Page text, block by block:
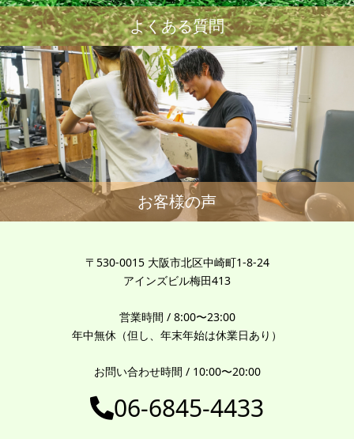
よくある質問
お客様の声
〒530-0015 大阪市北区中崎町1-8-24
アインズビル梅田413
営業時間 / 8:00〜23:00
年中無休（但し、年末年始は休業日あり）
お問い合わせ時間 / 10:00〜20:00
06-6845-4433